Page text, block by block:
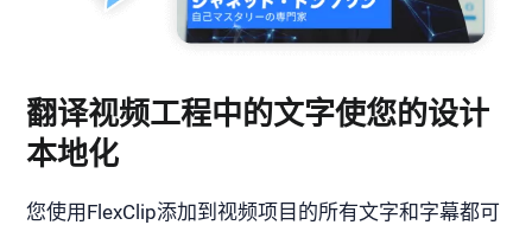
翻译视频工程中的文字使您的设计
本地化
您使用FlexClip添加到视频项目的所有文字和字幕都可